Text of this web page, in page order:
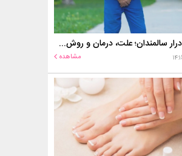
بی اختیاری ادرار سالمندان؛ علت، درمان و روش‌های کنترل در منزل
مشاهده